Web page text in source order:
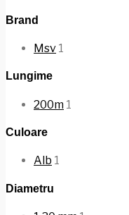
Brand
Msv 1
Lungime
200m 1
Culoare
Alb 1
Diametru